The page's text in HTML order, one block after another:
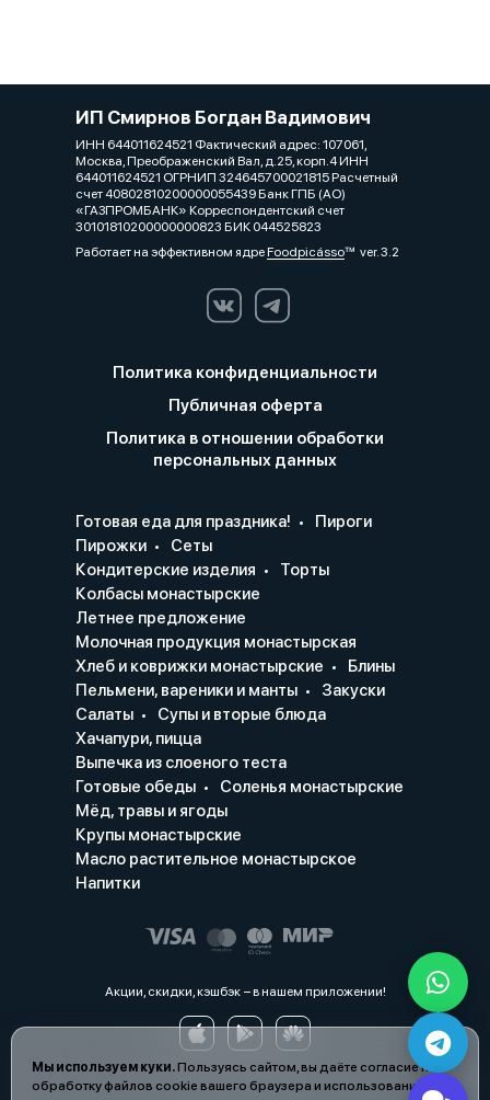
Мы используем куки.Пользуясь сайтом, вы даёте согласие на
обработку файлов cookie вашего браузера и использование
ИП Смирнов Богдан Вадимович
ИНН 644011624521 Фактический адрес: 107061,
Москва, Преображенский Вал, д.25, корп.4 ИНН
644011624521 ОГРНИП 324645700021815 Расчетный
счет 40802810200000055439 Банк ГПБ (АО)
«ГАЗПРОМБАНК» Корреспондентский счет
30101810200000000823 БИК 044525823
Работает на эффективном ядреFoodpicássover. 3.2
Политика конфиденциальности
Публичная оферта
Политика в отношении обработки
персональных данных
Готовая еда для праздника!
Пироги
Пирожки
Сеты
Кондитерские изделия
Торты
Колбасы монастырские
Летнее предложение
Молочная продукция монастырская
Хлеб и коврижки монастырские
Блины
Пельмени, вареники и манты
Закуски
Салаты
Супы и вторые блюда
Хачапури, пицца
Выпечка из слоеного теста
Готовые обеды
Соленья монастырские
Мёд, травы и ягоды
Крупы монастырские
Масло растительное монастырское
Напитки
Акции, скидки, кэшбэк − в нашем приложении!